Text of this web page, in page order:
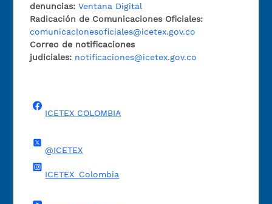
denuncias: Ventana Digital
Radicación de Comunicaciones Oficiales:
comunicacionesoficiales@icetex.gov.co
Correo de notificaciones
judiciales: notificaciones@icetex.gov.co
ICETEX COLOMBIA
@ICETEX
ICETEX_Colombia